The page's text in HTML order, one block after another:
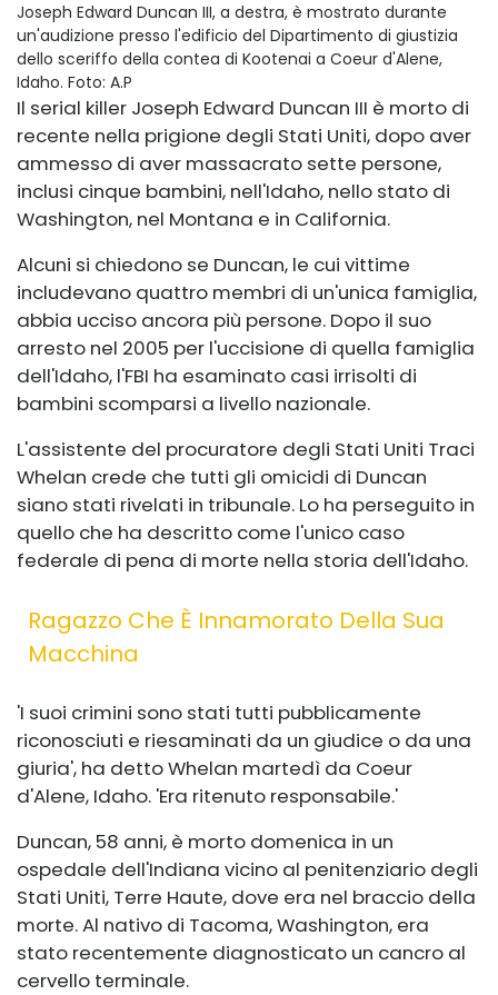
Joseph Edward Duncan III, a destra, è mostrato durante
un'audizione presso l'edificio del Dipartimento di giustizia
dello sceriffo della contea di Kootenai a Coeur d'Alene,
Idaho. Foto: A.P
Il serial killer Joseph Edward Duncan III è morto di
recente nella prigione degli Stati Uniti, dopo aver
ammesso di aver massacrato sette persone,
inclusi cinque bambini, nell'Idaho, nello stato di
Washington, nel Montana e in California.
Alcuni si chiedono se Duncan, le cui vittime
includevano quattro membri di un'unica famiglia,
abbia ucciso ancora più persone. Dopo il suo
arresto nel 2005 per l'uccisione di quella famiglia
dell'Idaho, l'FBI ha esaminato casi irrisolti di
bambini scomparsi a livello nazionale.
L'assistente del procuratore degli Stati Uniti Traci
Whelan crede che tutti gli omicidi di Duncan
siano stati rivelati in tribunale. Lo ha perseguito in
quello che ha descritto come l'unico caso
federale di pena di morte nella storia dell'Idaho.
Ragazzo Che È Innamorato Della Sua
Macchina
'I suoi crimini sono stati tutti pubblicamente
riconosciuti e riesaminati da un giudice o da una
giuria', ha detto Whelan martedì da Coeur
d'Alene, Idaho. 'Era ritenuto responsabile.'
Duncan, 58 anni, è morto domenica in un
ospedale dell'Indiana vicino al penitenziario degli
Stati Uniti, Terre Haute, dove era nel braccio della
morte. Al nativo di Tacoma, Washington, era
stato recentemente diagnosticato un cancro al
cervello terminale.